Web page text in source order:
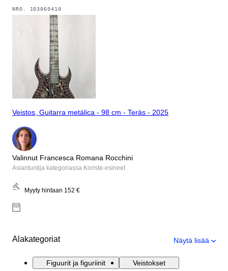
NRO. 103060410
Veistos, Guitarra metálica - 98 cm - Teräs - 2025
Valinnut Francesca Romana Rocchini
Asiantuntija kategoriassa Koriste-esineet
Myyty hintaan 152 €
Alakategoriat Näytä lisää
Figuurit ja figuriinit Veistokset